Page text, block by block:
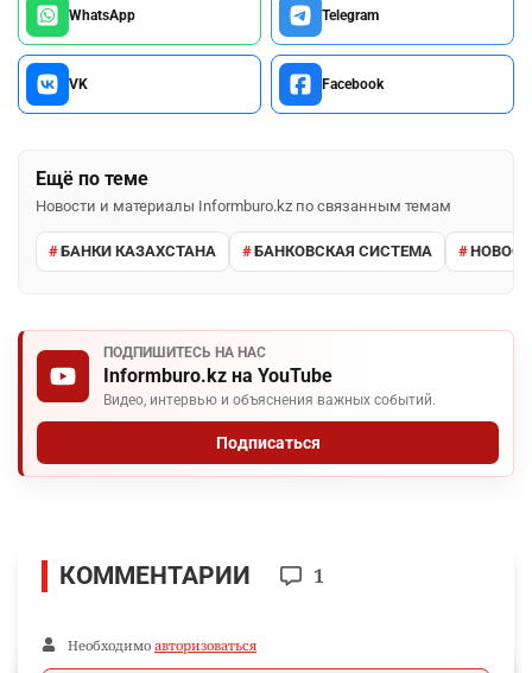
WhatsApp Telegram
VK Facebook
Ещё по теме
Новости и материалы Informburo.kz по связанным темам
БАНКИ КАЗАХСТАНА БАНКОВСКАЯ СИСТЕМА
ПОДПИШИТЕСЬ НА НАС
Informburo.kz на YouTube
Видео, интервью и объяснения важных событий.
Подписаться
КОММЕНТАРИИ 1
Необходимо авторизоваться